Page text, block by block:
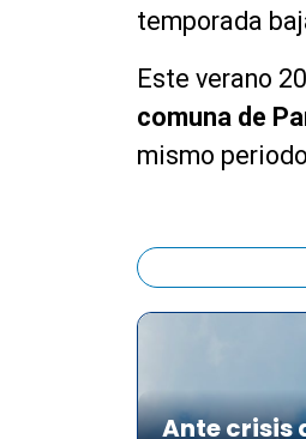
temporada
Este verano
comuna de
mismo
Ante crisis